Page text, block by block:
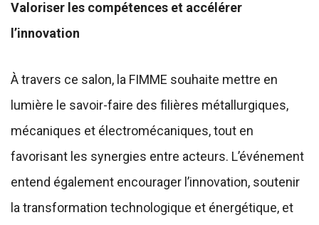
Valoriser les compétences et accélérer
l’innovation
À travers ce salon, la FIMME souhaite mettre en
lumière le savoir-faire des filières métallurgiques,
mécaniques et électromécaniques, tout en
favorisant les synergies entre acteurs. L’événement
entend également encourager l’innovation, soutenir
la transformation technologique et énergétique, et